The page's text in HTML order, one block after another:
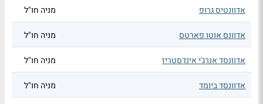
אדוונטיס גרופ מניה חו"ל
אדוונס אוטו פארטס מניה חו"ל
אדוונסד אנרג'י אינדסטריז מניה חו"ל
אדוונסד ביומד מניה חו"ל